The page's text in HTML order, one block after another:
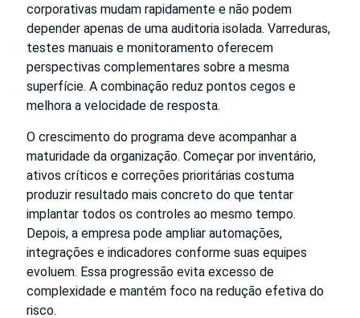
corporativas mudam rapidamente e não podem
depender apenas de uma auditoria isolada. Varreduras,
testes manuais e monitoramento oferecem
perspectivas complementares sobre a mesma
superfície. A combinação reduz pontos cegos e
melhora a velocidade de resposta.
O crescimento do programa deve acompanhar a
maturidade da organização. Começar por inventário,
ativos críticos e correções prioritárias costuma
produzir resultado mais concreto do que tentar
implantar todos os controles ao mesmo tempo.
Depois, a empresa pode ampliar automações,
integrações e indicadores conforme suas equipes
evoluem. Essa progressão evita excesso de
complexidade e mantém foco na redução efetiva do
risco.